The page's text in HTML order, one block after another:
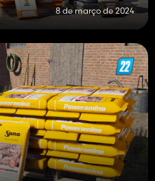
8 de março de 2024